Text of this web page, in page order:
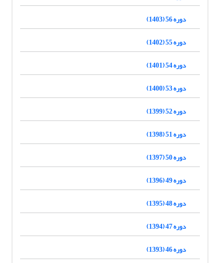
دوره 56 (1403)
دوره 55 (1402)
دوره 54 (1401)
دوره 53 (1400)
دوره 52 (1399)
دوره 51 (1398)
دوره 50 (1397)
دوره 49 (1396)
دوره 48 (1395)
دوره 47 (1394)
دوره 46 (1393)